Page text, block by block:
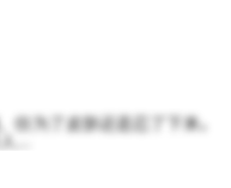
但为了皮肤还是忍了下来。
...